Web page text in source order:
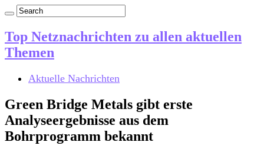
Top Netznachrichten zu allen aktuellen
Themen
Aktuelle Nachrichten
Green Bridge Metals gibt erste
Analyseergebnisse aus dem
Bohrprogramm bekannt